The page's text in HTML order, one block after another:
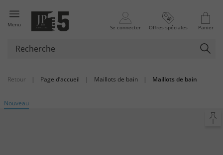
Menu Se connecter Offres spéciales Panier
Retour | Page d’accueil | Maillots de bain | Maillots de bain
Nouveau